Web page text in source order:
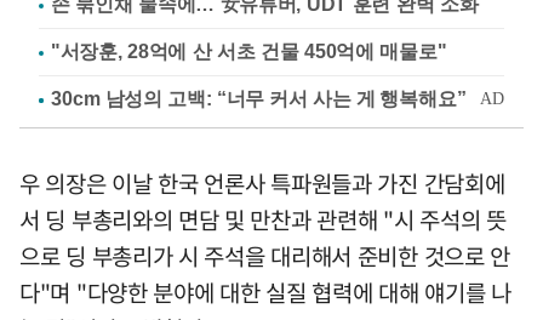
"서장훈, 28억에 산 서초 건물 450억에 매물로"
우 의장은 이날 한국 언론사 특파원들과 가진 간담회에
서 딩 부총리와의 면담 및 만찬과 관련해 "시 주석의 뜻
으로 딩 부총리가 시 주석을 대리해서 준비한 것으로 안
다"며 "다양한 분야에 대한 실질 협력에 대해 얘기를 나